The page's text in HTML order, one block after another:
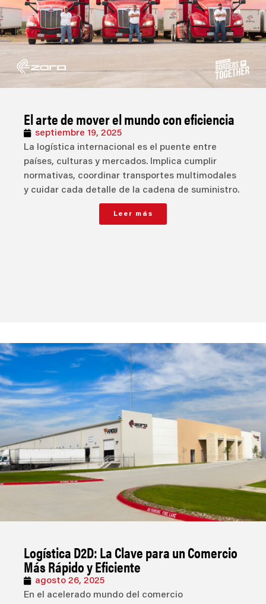
El arte de mover el mundo con eficiencia
septiembre 19, 2025
La logística internacional es el puente entre
países, culturas y mercados. Implica cumplir
normativas, coordinar transportes multimodales
y cuidar cada detalle de la cadena de suministro.
Leer más
Logística D2D: La Clave para un Comercio
Más Rápido y Eficiente
agosto 26, 2025
En el acelerado mundo del comercio